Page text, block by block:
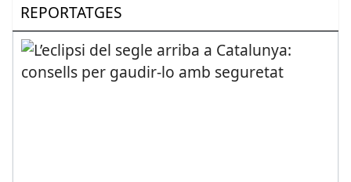
REPORTATGES